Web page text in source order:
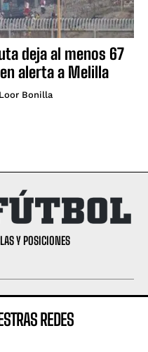
deja al menos 67
alerta a Melilla
Bonilla
Y POSICIONES
REDES